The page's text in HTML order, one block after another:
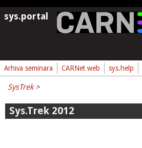
Skoči na glavni sadržaj
sys.portal
Arhiva seminara CARNet web sys.help
SysTrek>
Sys.Trek 2012